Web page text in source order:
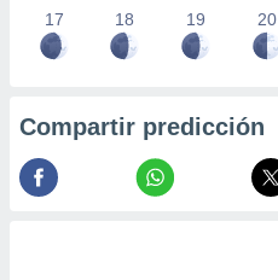
17 18 19 20
Compartir predicción